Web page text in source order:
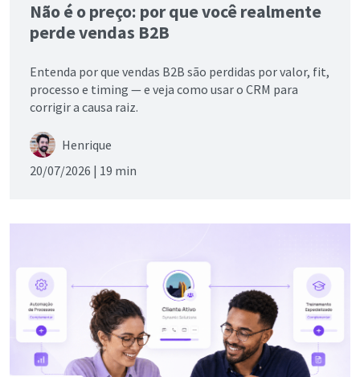
Não é o preço: por que você realmente
perde vendas B2B
Entenda por que vendas B2B são perdidas por valor, fit,
processo e timing — e veja como usar o CRM para
corrigir a causa raiz.
Henrique
20/07/2026 | 19 min